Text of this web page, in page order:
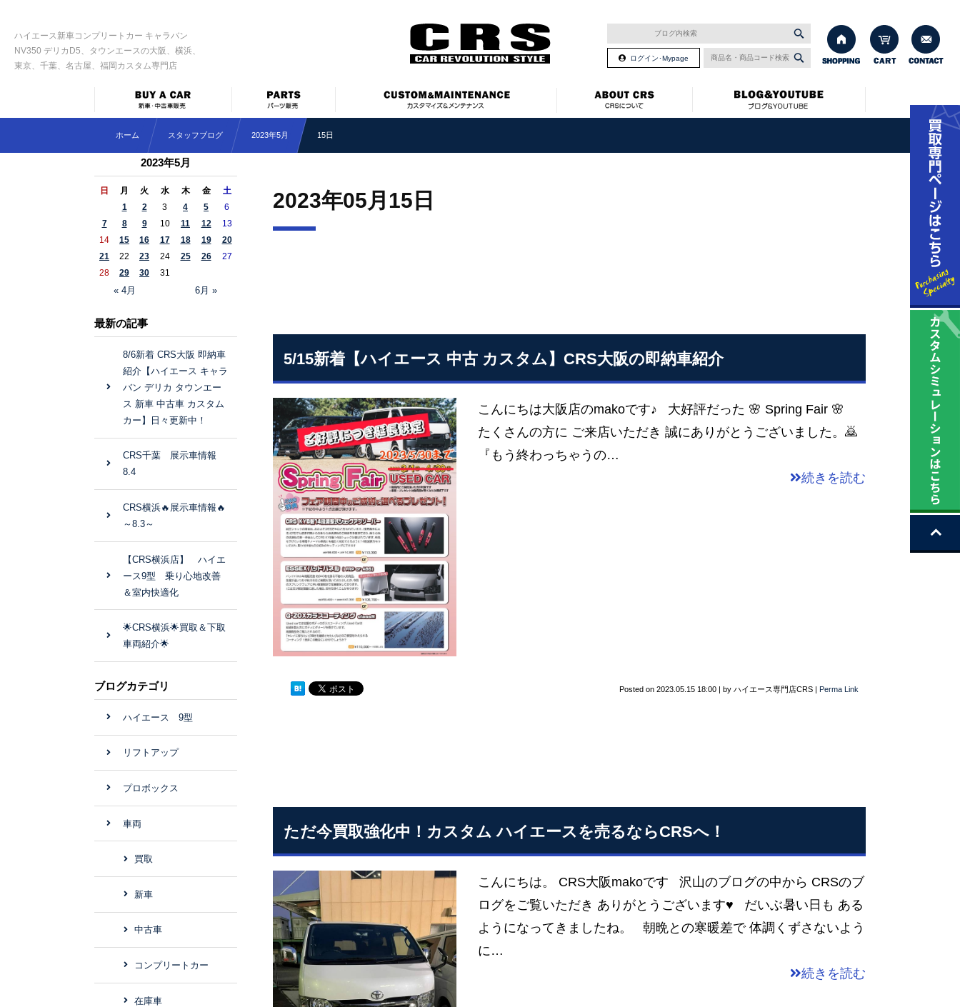
ハイエース新車コンプリートカー キャラバン
NV350 デリカD5、タウンエースの大阪、横浜、
東京、千葉、名古屋、福岡カスタム専門店
ログイン･Mypage
ホーム スタッフブログ 2023年5月 15日
2023年05月15日
5/15新着【ハイエース 中古 カスタム】CRS大阪の即納車紹介
こんにちは大阪店のmakoです♪ 大好評だった 🌸 Spring Fair 🌸
たくさんの方に ご来店いただき 誠にありがとうございました。🙇
『もう終わっちゃうの…
続きを読む
Posted on 2023.05.15 18:00 by ハイエース専門店CRS Perma Link
ただ今買取強化中！カスタム ハイエースを売るならCRSへ！
こんにちは。 CRS大阪makoです 沢山のブログの中から CRSのブ
ログをご覧いただき ありがとうございます♥ だいぶ暑い日も ある
ようになってきましたね。 朝晩との寒暖差で 体調くずさないよう
に…
続きを読む
2023年5月
日 月 火 水 木 金 土
« 4月 6月 »
1 2 3 4 5
6
7
8 9 10 11 12
13
14
15 16 17 18 19
20
21
22 23 24 25 26
27
28
29 30 31
最新の記事
8/6新着 CRS大阪 即納車
紹介【ハイエース キャラ
バン デリカ タウンエー
ス 新車 中古車 カスタム
カー】日々更新中！
CRS千葉 展示車情報
8.4
CRS横浜🔥展示車情報🔥
～8.3～
【CRS横浜店】 ハイエ
ース9型 乗り心地改善
＆室内快適化
🌟CRS横浜🌟買取＆下取
車両紹介🌟
ブログカテゴリ
ハイエース 9型
リフトアップ
プロボックス
車両
買取
新車
中古車
コンプリートカー
在庫車